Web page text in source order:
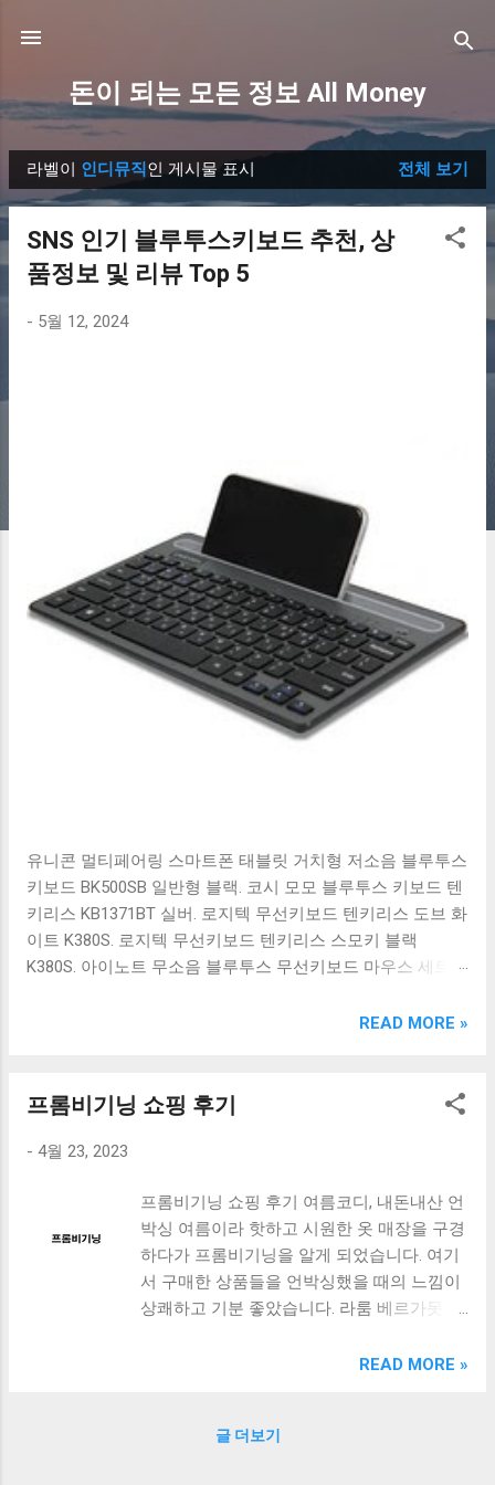
돈이 되는 모든 정보 All Money
글
라벨이 인디뮤직인 게시물 표시 전체 보기
SNS 인기 블루투스키보드 추천, 상
품정보 및 리뷰 Top 5
- 5월 12, 2024
유니콘 멀티페어링 스마트폰 태블릿 거치형 저소음 블루투스
키보드 BK500SB 일반형 블랙. 코시 모모 블루투스 키보드 텐
키리스 KB1371BT 실버. 로지텍 무선키보드 텐키리스 도브 화
이트 K380S. 로지텍 무선키보드 텐키리스 스모키 블랙
K380S. 아이노트 무소음 블루투스 무선키보드 마우스 세트
OABTKBDA 퓨어 화이트. 코시 베이직 블루투스 키보드
랙. 큐센 멤브레인 무선 키보드 블랙 K1000 일반형 블루투스
다양한 할인 혜택과 빠른배송 혜택을 놓치지 않도록 먼저 확
도 많고, 가격도 다양해서 결정이 많이 어려우시죠? 특히 블
루투스키보드 같은 상품을 고를 때는 더 고민이 많을 수 밖에
없습니다. 다양한 상품들을 상세스펙 과 가격 을 꼼꼼히 비교
해서 구매하실 수 있도록 순위 추천 해드릴게요. 특가상품 보
러가기 추천상품 Best 유니콘 멀티페어링 스마트폰 태블릿
READ MORE »
프롬비기닝 쇼핑 후기
- 4월 23, 2023
프롬비기닝 쇼핑 후기 여름코디, 내돈내산 언
박싱 여름이라 핫하고 시원한 옷 매장을 구경
하다가 프롬비기닝을 알게 되었습니다. 여기
서 구매한 상품들을 언박싱했을 때의 느낌이
상쾌하고 기분 좋았습니다. 라룸 베르가못 라
기 좋습니다. 더운 여름에 시원하게 입어도
이직해서 어디든 잘 어울릴 것 같습니다. 프
READ MORE »
글 더보기